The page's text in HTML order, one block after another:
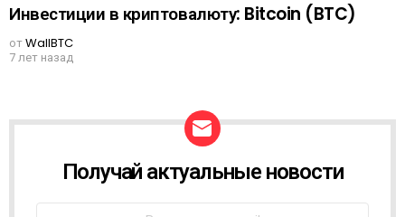
Инвестиции в криптовалюту: Bitcoin (BTC)
отWallBTC
7 лет назад
W
Получай актуальные новости